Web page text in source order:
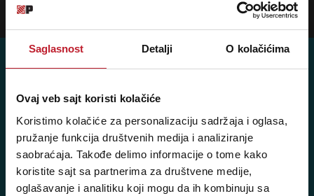
Saglasnost Detalji O kolačićima
Ovaj veb sajt koristi kolačiće
Koristimo kolačiće za personalizaciju sadržaja i oglasa,
pružanje funkcija društvenih medija i analiziranje
saobraćaja. Takođe delimo informacije o tome kako
koristite sajt sa partnerima za društvene medije,
oglašavanje i analitiku koji mogu da ih kombinuju sa
Prijavi
Posetite nas: Svetogorska 9,
11103 Beograd, Srbija
Pišite nam: info@player.rs
Pozovite nas: +381 11 33-47-615
Sms/Viber/WhatsApp